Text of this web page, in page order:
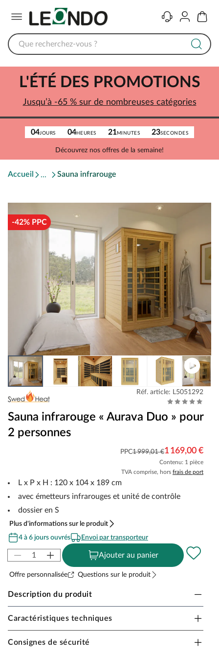
ContactComptePanier
04JOURS 04HEURES 21MINUTES 23SECONDES
Découvrez nos offres de la semaine!
L'ÉTÉ DES PROMOTIONS
Jusqu’à -65 % sur de nombreuses catégories
Accueil Sauna infrarouge
-42% PPC
Réf. article: L5051292
Sauna infrarouge « Aurava Duo » pour
2 personnes
PPC1 999,01 €1 169,00 €
Contenu: 1 pièce
TVA comprise, hors frais de port
L x P x H : 120 x 104 x 189 cm
avec émetteurs infrarouges et unité de contrôle
dossier en S
Plus d'informations sur le produit
4 à 6 jours ouvrés
Envoi par transporteur
Ajouter au panier
Offre personnalisée Questions sur le produit
Description du produit
Sauna infrarouge SwedHeat « Aurava Duo » 2
Caractéristiques techniques
Consignes de sécurité